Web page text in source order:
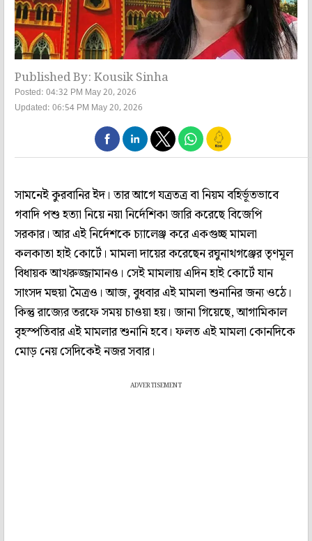
Published By: Kousik Sinha
Posted: 04:32 PM May 20, 2026
Updated: 06:54 PM May 20, 2026
সামনেই কুরবানির ইদ। তার আগে যত্রতত্র বা নিয়ম বহির্ভূতভাবে
গবাদি পশু হত্যা নিয়ে নয়া নির্দেশিকা জারি করেছে বিজেপি
সরকার। আর এই নির্দেশকে চ্যালেঞ্জ করে একগুচ্ছ মামলা
কলকাতা হাই কোর্টে। মামলা দায়ের করেছেন রঘুনাথগঞ্জের তৃণমূল
বিধায়ক আখরুজ্জামানও। সেই মামলায় এদিন হাই কোর্টে যান
সাংসদ মহুয়া মৈত্রও। আজ, বুধবার এই মামলা শুনানির জন্য ওঠে।
কিন্তু রাজ্যের তরফে সময় চাওয়া হয়। জানা গিয়েছে, আগামিকাল
বৃহস্পতিবার এই মামলার শুনানি হবে। ফলত এই মামলা কোনদিকে
মোড় নেয় সেদিকেই নজর সবার।
ADVERTISEMENT